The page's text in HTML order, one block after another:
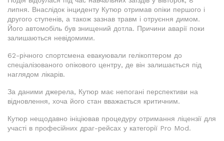
липня. Внаслідок інциденту Кутюр отримав опіки першого і
другого ступенів, а також зазнав травм і отруєння димом.
Його автомобіль був знищений дотла. Причини аварії поки
залишаються невідомими.
62-річного спортсмена евакуювали гелікоптером до
спеціалізованого опікового центру, де він залишається під
наглядом лікарів.
За даними джерела, Кутюр має непогані перспективи на
відновлення, хоча його стан вважається критичним.
Кутюр нещодавно ініціював процедуру отримання ліцензії для
участі в професійних драг-рейсах у категорії Pro Mod.